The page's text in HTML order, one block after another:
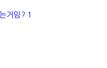
거임? 1